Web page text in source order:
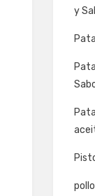
y